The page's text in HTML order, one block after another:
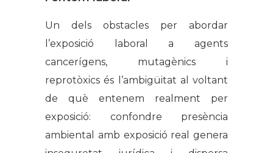
Un dels obstacles per abordar
l’exposició laboral a agents
cancerígens, mutagènics i
reprotòxics és l’ambigüitat al voltant
de què entenem realment per
exposició: confondre presència
ambiental amb exposició real genera